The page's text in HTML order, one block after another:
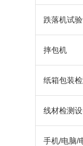
跌落机试
摔包机
纸箱包装
线材检测
手机/电脑/